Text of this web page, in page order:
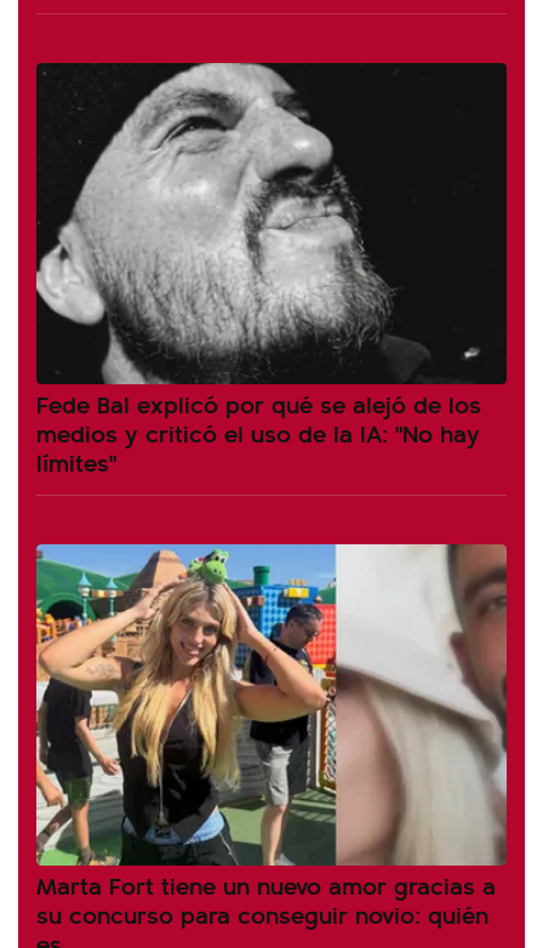
Fede Bal explicó por qué se alejó de los
medios y criticó el uso de la IA: "No hay
límites"
Marta Fort tiene un nuevo amor gracias a
su concurso para conseguir novio: quién